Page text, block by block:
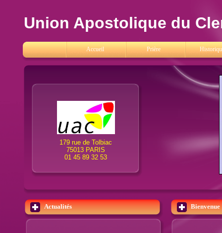
Union Apostolique du
Bienvenue
Actualités
179 rue de Tolbiac
75013 PARIS
01 45 89 32 53
Accueil Prière